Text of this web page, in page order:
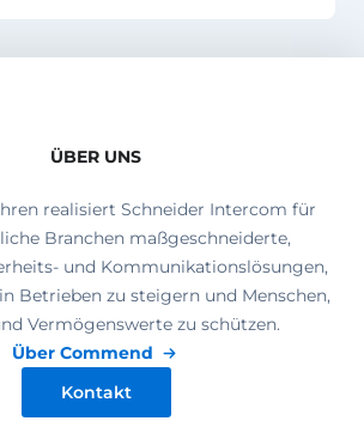
ÜBER UNS
realisiert Schneider Intercom für
Branchen maßgeschneiderte,
und Kommunikationslösungen,
Betrieben zu steigern und Menschen,
Vermögenswerte zu schützen.
Über Commend
Kontakt